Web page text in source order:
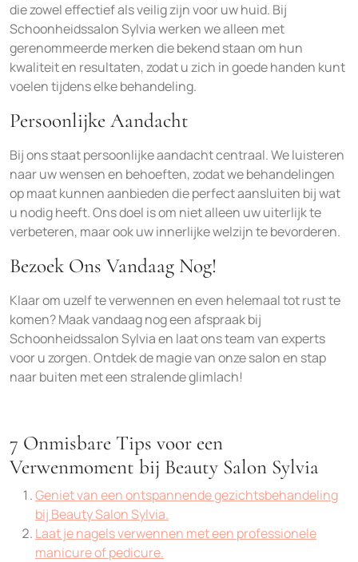
die zowel effectief als veilig zijn voor uw huid. Bij
Schoonheidssalon Sylvia werken we alleen met
gerenommeerde merken die bekend staan om hun
kwaliteit en resultaten, zodat u zich in goede handen kunt
voelen tijdens elke behandeling.
Persoonlijke Aandacht
Bij ons staat persoonlijke aandacht centraal. We luisteren
naar uw wensen en behoeften, zodat we behandelingen
op maat kunnen aanbieden die perfect aansluiten bij wat
u nodig heeft. Ons doel is om niet alleen uw uiterlijk te
verbeteren, maar ook uw innerlijke welzijn te bevorderen.
Bezoek Ons Vandaag Nog!
Klaar om uzelf te verwennen en even helemaal tot rust te
komen? Maak vandaag nog een afspraak bij
Schoonheidssalon Sylvia en laat ons team van experts
voor u zorgen. Ontdek de magie van onze salon en stap
naar buiten met een stralende glimlach!
7 Onmisbare Tips voor een
Verwenmoment bij Beauty Salon Sylvia
Geniet van een ontspannende gezichtsbehandeling
bij Beauty Salon Sylvia.
Laat je nagels verwennen met een professionele
manicure of pedicure.